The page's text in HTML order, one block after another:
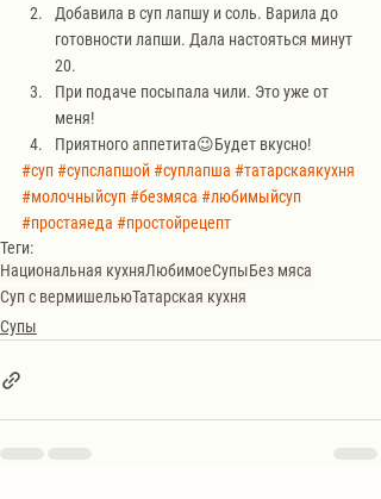
Добавила в суп лапшу и соль. Варила до
готовности лапши. Дала настояться минут
20.
При подаче посыпала чили. Это уже от
меня!
Приятного аппетита😉Будет вкусно!
#суп#супслапшой#суплапша #татарскаякухня
#молочныйсуп#безмяса #любимыйсуп
#простаяеда #простойрецепт
Теги:
Национальная кухняЛюбимоеСупыБез мяса
Суп с вермишельюТатарская кухня
Супы